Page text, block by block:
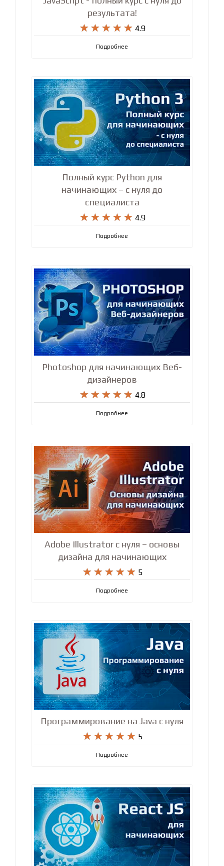
результата!
    
     4.9
Подробнее
Полный курс Python для
начинающих – с нуля до
специалиста
    
     4.9
Подробнее
Photoshop для начинающих Веб-
дизайнеров
    
     4.8
Подробнее
Adobe Illustrator с нуля – основы
дизайна для начинающих
    
     5
Подробнее
Программирование на Java с нуля
    
     5
Подробнее